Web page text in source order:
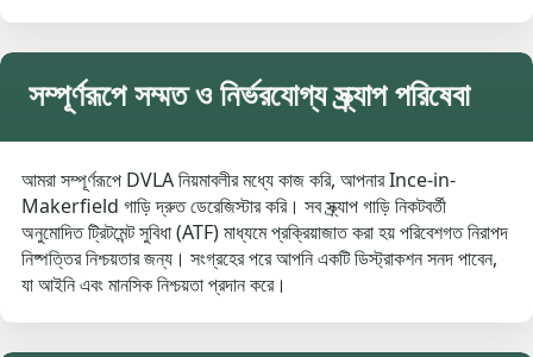
সম্পূর্ণরূপে সম্মত ও নির্ভরযোগ্য স্ক্র্যাপ পরিষেবা
আমরা সম্পূর্ণরূপে DVLA নিয়মাবলীর মধ্যে কাজ করি, আপনার Ince-in-
Makerfield গাড়ি দ্রুত ডেরেজিস্টার করি। সব স্ক্র্যাপ গাড়ি নিকটবর্তী
অনুমোদিত ট্রিটমেন্ট সুবিধা (ATF) মাধ্যমে প্রক্রিয়াজাত করা হয় পরিবেশগত নিরাপদ
নিষ্পত্তির নিশ্চয়তার জন্য। সংগ্রহের পরে আপনি একটি ডিস্ট্রাকশন সনদ পাবেন,
যা আইনি এবং মানসিক নিশ্চয়তা প্রদান করে।